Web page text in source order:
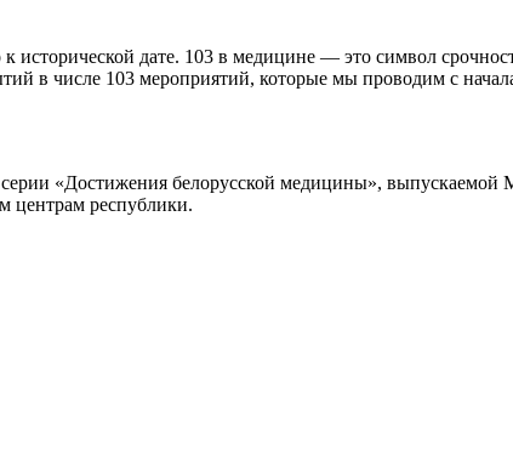
дате. 103 в медицине — это символ
в числе 103 мероприятий, которые мы проводим с
«Достижения белорусской медицины»,
центрам республики.